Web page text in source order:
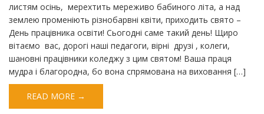
листям осінь, мерехтить мереживо бабиного літа, а над
землею променіють різнобарвні квіти, приходить свято –
День працівника освіти! Сьогодні саме такий день! Щиро
вітаємо вас, дорогі наші педагоги, вірні друзі , колеги,
шановні працівники коледжу з цим святом! Ваша праця
мудра i благородна, бо вона спрямована на виховання […]
READ MORE →